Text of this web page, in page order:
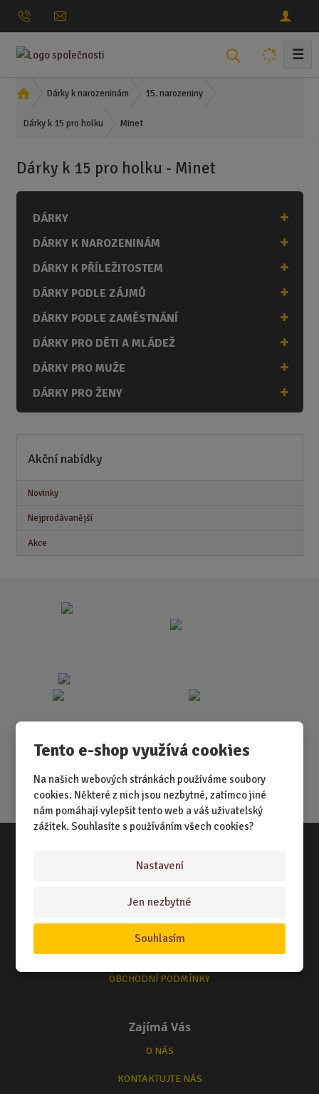
Tento e-shop využívá cookies
Na našich webových stránkách používáme soubory
cookies. Některé z nich jsou nezbytné, zatímco jiné
nám pomáhají vylepšit tento web a váš uživatelský
zážitek. Souhlasíte s používáním všech cookies?
Nastavení
Jen nezbytné
Souhlasím
☰
Ú
o
í
n
a
Dárky k narozeninám 15. narozeniny
Dárky k 15 pro holku Minet
Dárky k 15 pro holku - Minet
DÁRKY
DÁRKY K NAROZENINÁM
DÁRKY K PŘÍLEŽITOSTEM
DÁRKY PODLE ZÁJMŮ
DÁRKY PODLE ZAMĚSTNÁNÍ
DÁRKY PRO DĚTI A MLÁDEŽ
DÁRKY PRO MUŽE
DÁRKY PRO ŽENY
Akční nabídky
Novinky
Nejprodávanější
Akce
Vše o nákupu
NÁKUPNÍ RÁDCE
TERMÍNY ODESLÁNÍ ZBOŽÍ
OBCHODNÍ PODMÍNKY
Zajímá Vás
O NÁS
KONTAKTUJTE NÁS